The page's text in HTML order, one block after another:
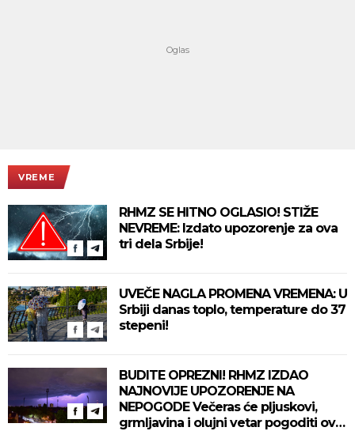
VREME
RHMZ SE HITNO OGLASIO! STIŽE
NEVREME: Izdato upozorenje za ova
tri dela Srbije!
UVEČE NAGLA PROMENA VREMENA: U
Srbiji danas toplo, temperature do 37
stepeni!
BUDITE OPREZNI! RHMZ IZDAO
NAJNOVIJE UPOZORENJE NA
NEPOGODE Večeras će pljuskovi,
grmljavina i olujni vetar pogoditi ove